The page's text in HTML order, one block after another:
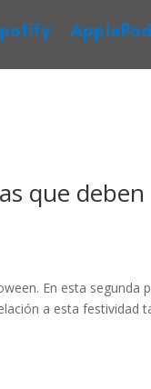
que deben
En esta segunda
a esta festividad